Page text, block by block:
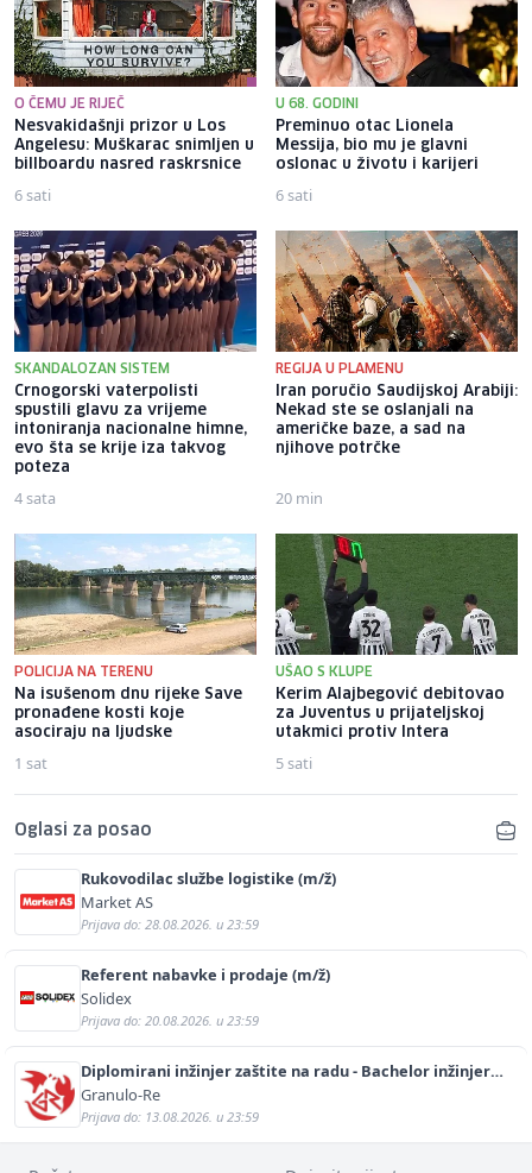
O ČEMU JE RIJEČ
Nesvakidašnji prizor u Los
Angelesu: Muškarac snimljen u
billboardu nasred raskrsnice
6 sati
U 68. GODINI
Preminuo otac Lionela
Messija, bio mu je glavni
oslonac u životu i karijeri
6 sati
SKANDALOZAN SISTEM
Crnogorski vaterpolisti
spustili glavu za vrijeme
intoniranja nacionalne himne,
evo šta se krije iza takvog
poteza
4 sata
REGIJA U PLAMENU
Iran poručio Saudijskoj Arabiji:
Nekad ste se oslanjali na
američke baze, a sad na
njihove potrčke
20 min
POLICIJA NA TERENU
Na isušenom dnu rijeke Save
pronađene kosti koje
asociraju na ljudske
1 sat
UŠAO S KLUPE
Kerim Alajbegović debitovao
za Juventus u prijateljskoj
utakmici protiv Intera
5 sati
Oglasi za posao
Rukovodilac službe logistike (m/ž)
Market AS
Prijava do: 28.08.2026. u 23:59
Referent nabavke i prodaje (m/ž)
Solidex
Prijava do: 20.08.2026. u 23:59
Diplomirani inžinjer zaštite na radu - Bachelor inžinjer
sigurnosti i pomoći (m/ž)
Granulo-Re
Prijava do: 13.08.2026. u 23:59